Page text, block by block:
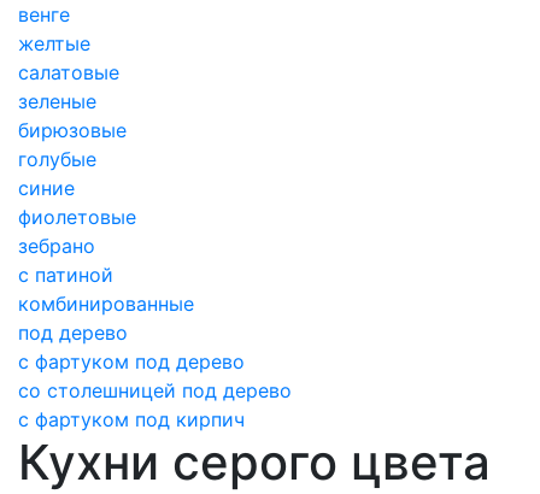
венге
желтые
салатовые
зеленые
бирюзовые
голубые
синие
фиолетовые
зебрано
с патиной
комбинированные
под дерево
с фартуком под дерево
со столешницей под дерево
с фартуком под кирпич
Кухни серого цвета